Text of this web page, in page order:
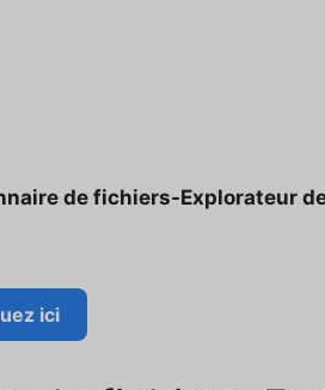
de fichiers-Explorateur
ici